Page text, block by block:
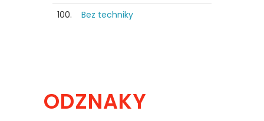
100.
Bez techniky
ODZNAKY